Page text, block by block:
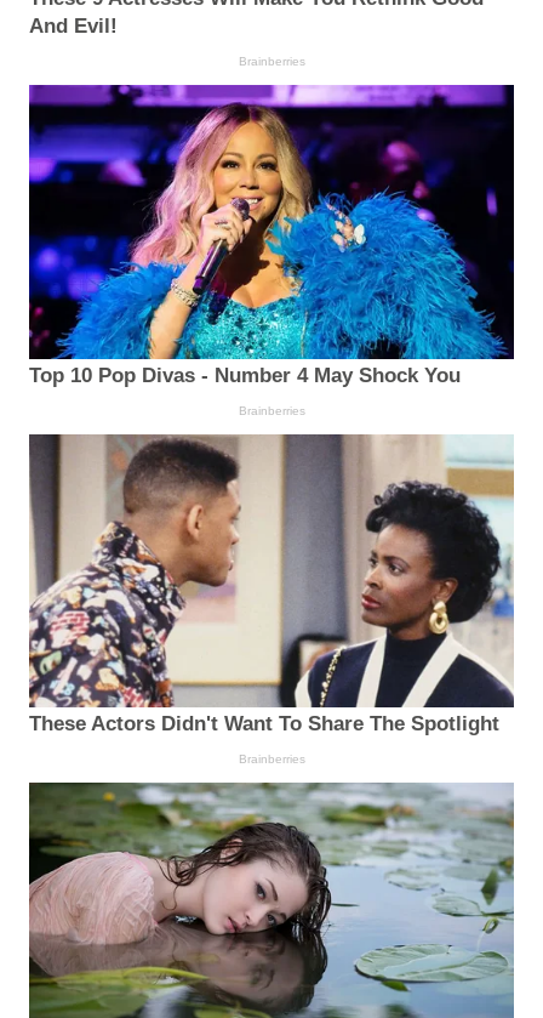
And Evil!
Brainberries
Top 10 Pop Divas - Number 4 May Shock You
Brainberries
These Actors Didn't Want To Share The Spotlight
Brainberries